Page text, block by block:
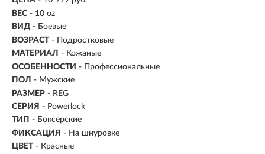
ВЕС - 10 oz
ВИД - Боевые
ВОЗРАСТ - Подростковые
МАТЕРИАЛ - Кожаные
ОСОБЕННОСТИ - Профессиональные
ПОЛ - Мужские
РАЗМЕР - REG
СЕРИЯ - Powerlock
ТИП - Боксерские
ФИКСАЦИЯ - На шнуровке
ЦВЕТ - Красные